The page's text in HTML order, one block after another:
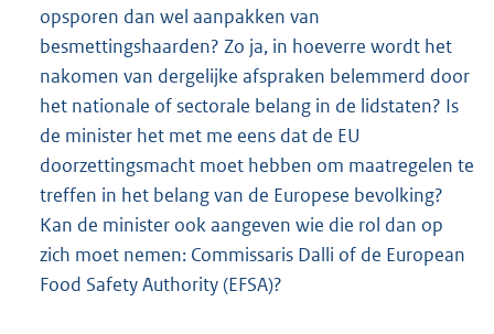
opsporen dan wel aanpakken van
besmettingshaarden? Zo ja, in hoeverre wordt het
nakomen van dergelijke afspraken belemmerd door
het nationale of sectorale belang in de lidstaten? Is
de minister het met me eens dat de EU
doorzettingsmacht moet hebben om maatregelen te
treffen in het belang van de Europese bevolking?
Kan de minister ook aangeven wie die rol dan op
zich moet nemen: Commissaris Dalli of de European
Food Safety Authority (EFSA)?